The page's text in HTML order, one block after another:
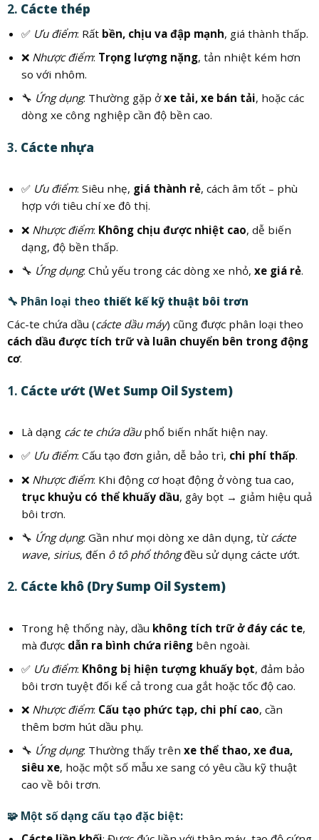
2. Cácte thép
✅ Ưu điểm: Rất bền, chịu va đập mạnh, giá thành thấp.
❌ Nhược điểm: Trọng lượng nặng, tản nhiệt kém hơn
so với nhôm.
🔧 Ứng dụng: Thường gặp ởxe tải, xe bán tải, hoặc các
dòng xe công nghiệp cần độ bền cao.
3. Cácte nhựa
✅ Ưu điểm: Siêu nhẹ, giá thành rẻ, cách âm tốt – phù
hợp với tiêu chí xe đô thị.
❌ Nhược điểm: Không chịu được nhiệt cao, dễ biến
dạng, độ bền thấp.
🔧 Ứng dụng: Chủ yếu trong các dòng xe nhỏ, xe giá rẻ.
🔧 Phân loại theo thiết kế kỹ thuật bôi trơn
Các-te chứa dầu (cácte dầu máy) cũng được phân loại theo
cách dầu được tích trữ và luân chuyển bên trong động
cơ.
1. Cácte ướt (Wet Sump Oil System)
Là dạng các te chứa dầuphổ biến nhất hiện nay.
✅ Ưu điểm: Cấu tạo đơn giản, dễ bảo trì, chi phí thấp.
❌ Nhược điểm: Khi động cơ hoạt động ở vòng tua cao,
trục khuỷu có thể khuấy dầu, gây bọt → giảm hiệu quả
bôi trơn.
🔧 Ứng dụng: Gần như mọi dòng xe dân dụng, từ cácte
wave, sirius, đến ô tô phổ thôngđều sử dụng cácte ướt.
2. Cácte khô (Dry Sump Oil System)
Trong hệ thống này, dầu không tích trữ ở đáy các te,
mà được dẫn ra bình chứa riêngbên ngoài.
✅ Ưu điểm: Không bị hiện tượng khuấy bọt, đảm bảo
bôi trơn tuyệt đối kể cả trong cua gắt hoặc tốc độ cao.
❌ Nhược điểm: Cấu tạo phức tạp, chi phí cao, cần
thêm bơm hút dầu phụ.
🔧 Ứng dụng: Thường thấy trên xe thể thao, xe đua,
siêu xe, hoặc một số mẫu xe sang có yêu cầu kỹ thuật
cao về bôi trơn.
🧩 Một số dạng cấu tạo đặc biệt: